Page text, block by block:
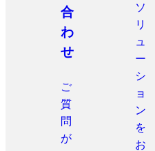
合
わ
せ
ご
質
問
が
ソ
リ
ュ
ー
シ
ョ
ン
を
お